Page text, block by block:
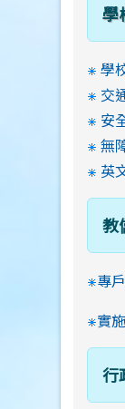
學
學
交
安
無
英
教
專
實
行